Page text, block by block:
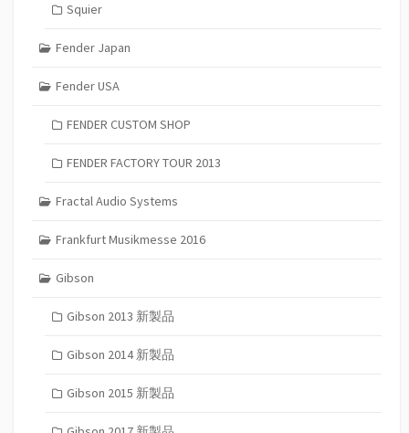
Squier
Fender Japan
Fender USA
FENDER CUSTOM SHOP
FENDER FACTORY TOUR 2013
Fractal Audio Systems
Frankfurt Musikmesse 2016
Gibson
Gibson 2013 新製品
Gibson 2014 新製品
Gibson 2015 新製品